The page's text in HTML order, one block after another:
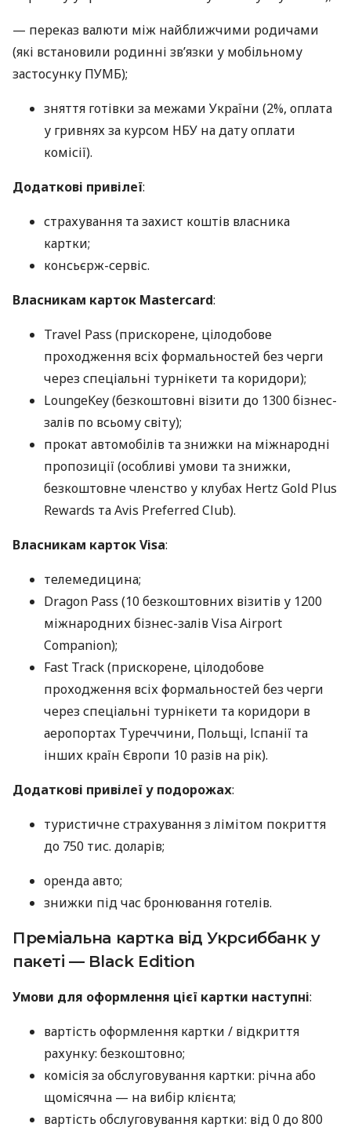
— переказ валюти між найближчими родичами
(які встановили родинні зв’язки у мобільному
застосунку ПУМБ);
зняття готівки за межами України (2%, оплата
у гривнях за курсом НБУ на дату оплати
комісії).
Додаткові привілеї:
страхування та захист коштів власника
картки;
консьєрж-сервіс.
Власникам карток Mastercard:
Travel Pass (прискорене, цілодобове
проходження всіх формальностей без черги
через спеціальні турнікети та коридори);
LoungeKey (безкоштовні візити до 1300 бізнес-
залів по всьому світу);
прокат автомобілів та знижки на міжнародні
пропозиції (особливі умови та знижки,
безкоштовне членство у клубах Hertz Gold Plus
Rewards та Avis Preferred Club).
Власникам карток Visa:
телемедицина;
Dragon Pass (10 безкоштовних візитів у 1200
міжнародних бізнес-залів Visa Airport
Companion);
Fast Track (прискорене, цілодобове
проходження всіх формальностей без черги
через спеціальні турнікети та коридори в
аеропортах Туреччини, Польщі, Іспанії та
інших країн Європи 10 разів на рік).
Додаткові привілеї у подорожах:
туристичне страхування з лімітом покриття
до 750 тис. доларів;
оренда авто;
знижки під час бронювання готелів.
Преміальна картка від Укрсиббанк у
пакеті — Black Edition
Умови для оформлення цієї картки наступні:
вартість оформлення картки / відкриття
рахунку: безкоштовно;
комісія за обслуговування картки: річна або
щомісячна — на вибір клієнта;
вартість обслуговування картки: від 0 до 800